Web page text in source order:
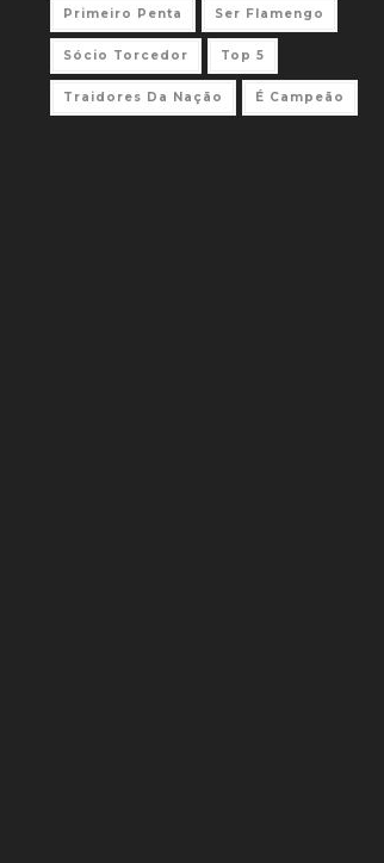
Primeiro Penta Ser Flamengo
Sócio Torcedor Top 5
Traidores Da Nação É Campeão